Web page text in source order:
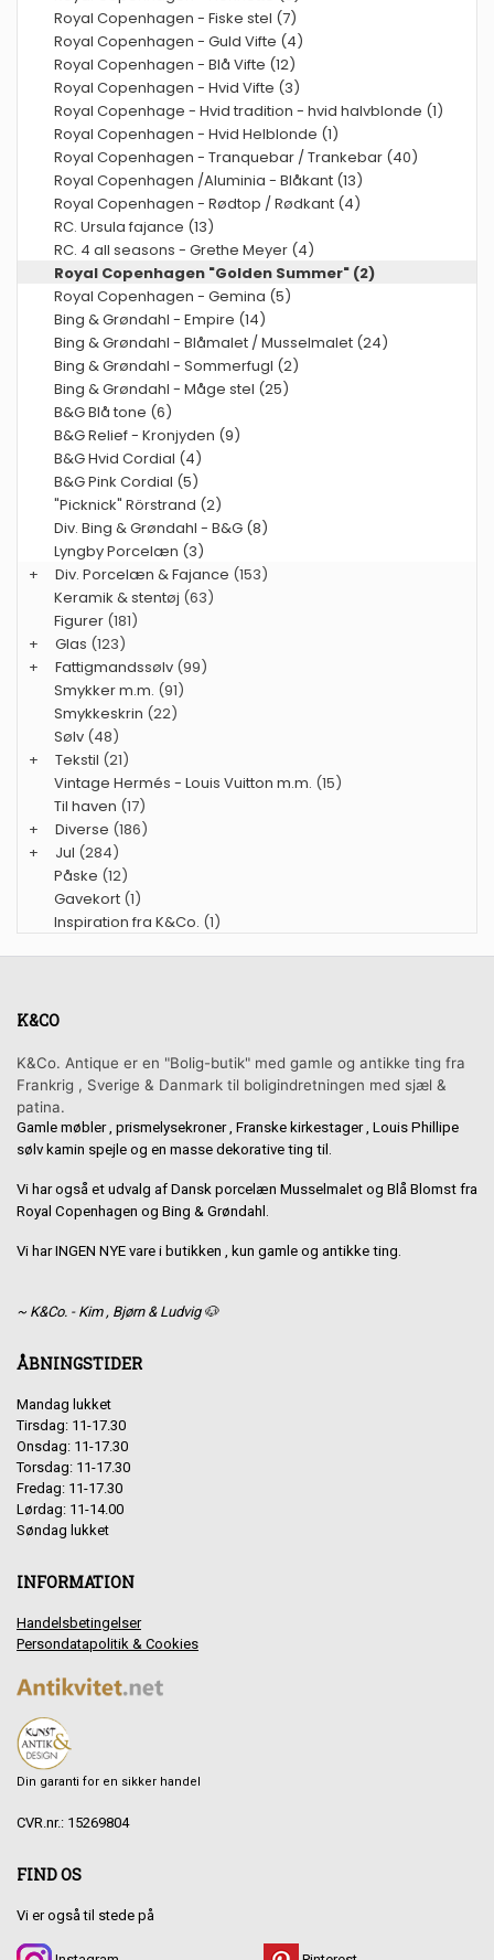
Royal Copenhagen - Fiske stel (7)
Royal Copenhagen - Guld Vifte (4)
Royal Copenhagen - Blå Vifte (12)
Royal Copenhagen - Hvid Vifte (3)
Royal Copenhage - Hvid tradition - hvid halvblonde (1)
Royal Copenhagen - Hvid Helblonde (1)
Royal Copenhagen - Tranquebar / Trankebar (40)
Royal Copenhagen /Aluminia - Blåkant (13)
Royal Copenhagen - Rødtop / Rødkant (4)
RC. Ursula fajance (13)
RC. 4 all seasons - Grethe Meyer (4)
Royal Copenhagen "Golden Summer" (2)
Royal Copenhagen - Gemina (5)
Bing & Grøndahl - Empire (14)
Bing & Grøndahl - Blåmalet / Musselmalet (24)
Bing & Grøndahl - Sommerfugl (2)
Bing & Grøndahl - Måge stel (25)
B&G Blå tone (6)
B&G Relief - Kronjyden (9)
B&G Hvid Cordial (4)
B&G Pink Cordial (5)
"Picknick" Rörstrand (2)
Div. Bing & Grøndahl - B&G (8)
Lyngby Porcelæn (3)
+
Div. Porcelæn & Fajance (153)
Keramik & stentøj (63)
Figurer (181)
+
Glas (123)
+
Fattigmandssølv (99)
Smykker m.m. (91)
Smykkeskrin (22)
Sølv (48)
+
Tekstil (21)
Vintage Hermés - Louis Vuitton m.m. (15)
Til haven (17)
+
Diverse (186)
+
Jul (284)
Påske (12)
Gavekort (1)
Inspiration fra K&Co. (1)
K&CO
K&Co. Antique er en "Bolig-butik" med gamle og antikke ting fra
Frankrig , Sverige & Danmark til boligindretningen med sjæl &
patina.
Gamle møbler , prismelysekroner , Franske kirkestager , Louis Phillipe
sølv kamin spejle og en masse dekorative ting til.
Vi har også et udvalg af Dansk porcelæn Musselmalet og Blå Blomst fra
Royal Copenhagen og Bing & Grøndahl.
Vi har INGEN NYE vare i butikken , kun gamle og antikke ting.
~ K&Co. - Kim , Bjørn & Ludvig 🐶
ÅBNINGSTIDER
Mandag lukket
Tirsdag: 11-17.30
Onsdag: 11-17.30
Torsdag: 11-17.30
Fredag: 11-17.30
Lørdag: 11-14.00
Søndag lukket
INFORMATION
Handelsbetingelser
Persondatapolitik & Cookies
Din garanti for en sikker handel
CVR.nr.: 15269804
FIND OS
Vi er også til stede på